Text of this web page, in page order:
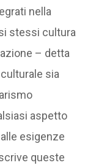
nella
stessi cultura
– detta
sia
aspetto
esigenze
queste